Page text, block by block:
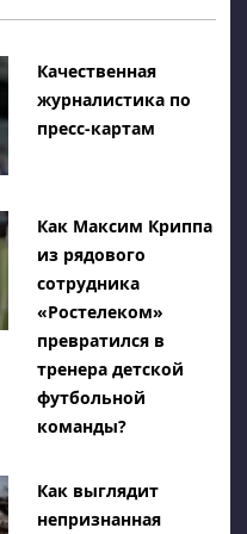
Качественная
журналистика по
пресс-картам
Как Максим Криппа
из рядового
сотрудника
«Ростелеком»
превратился в
тренера детской
футбольной
команды?
Как выглядит
непризнанная